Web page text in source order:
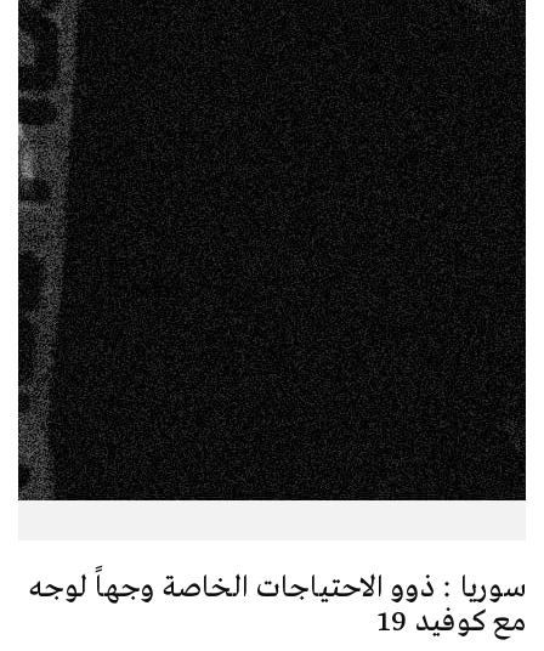
سوريا : ذوو الاحتياجات الخاصة وجهاً لوجه
مع كوفيد 19